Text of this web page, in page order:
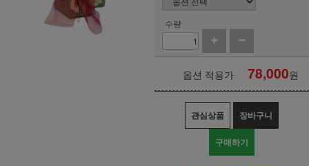
수량
옵션 적용가 78,000원
관심상품 장바구니
구매하기